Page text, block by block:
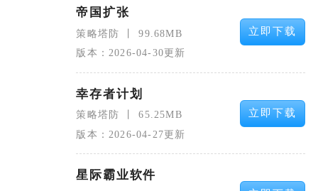
帝国扩张
策略塔防
99.68MB
版本：2026-04-30更新
立即下载
幸存者计划
策略塔防
65.25MB
版本：2026-04-27更新
立即下载
星际霸业软件